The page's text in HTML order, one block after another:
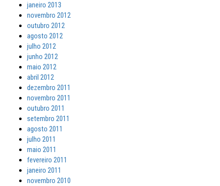
janeiro 2013
novembro 2012
outubro 2012
agosto 2012
julho 2012
junho 2012
maio 2012
abril 2012
dezembro 2011
novembro 2011
outubro 2011
setembro 2011
agosto 2011
julho 2011
maio 2011
fevereiro 2011
janeiro 2011
novembro 2010